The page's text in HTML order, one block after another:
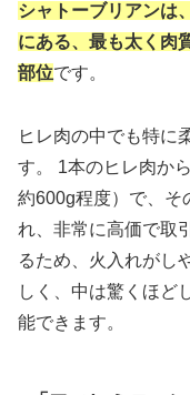
シャトーブリアンは
にある、最も太く肉
部位です。
ヒレ肉の中でも特に
す。 1本のヒレ肉か
約600g程度）で、そ
れ、非常に高価で取
るため、火入れがし
しく、中は驚くほど
能できます。